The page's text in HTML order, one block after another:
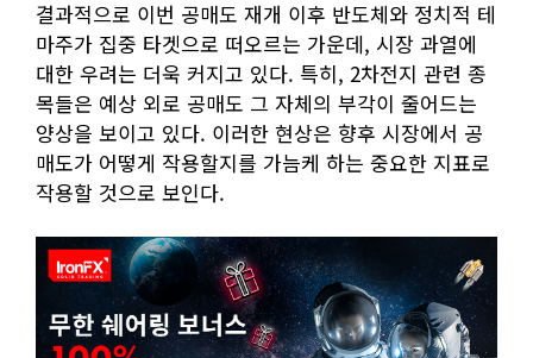
결과적으로 이번 공매도 재개 이후 반도체와 정치적 테
마주가 집중 타겟으로 떠오르는 가운데, 시장 과열에
대한 우려는 더욱 커지고 있다. 특히, 2차전지 관련 종
목들은 예상 외로 공매도 그 자체의 부각이 줄어드는
양상을 보이고 있다. 이러한 현상은 향후 시장에서 공
매도가 어떻게 작용할지를 가늠케 하는 중요한 지표로
작용할 것으로 보인다.